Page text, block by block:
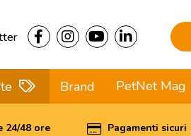
Brand PetNet Mag
24/48 ore Pagamenti sicuri